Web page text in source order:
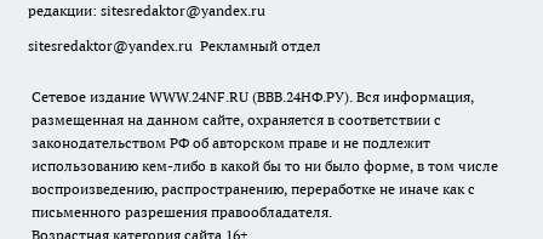
редакции: sitesredaktor@yandex.ru
sitesredaktor@yandex.ru Рекламный отдел
Сетевое издание WWW.24NF.RU (ВВВ.24НФ.РУ). Вся информация,
размещенная на данном сайте, охраняется в соответствии с
законодательством РФ об авторском праве и не подлежит
использованию кем-либо в какой бы то ни было форме, в том числе
воспроизведению, распространению, переработке не иначе как с
письменного разрешения правообладателя.
Возрастная категория сайта 16+.